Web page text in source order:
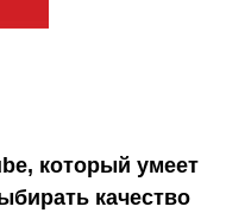
который умеет
качество